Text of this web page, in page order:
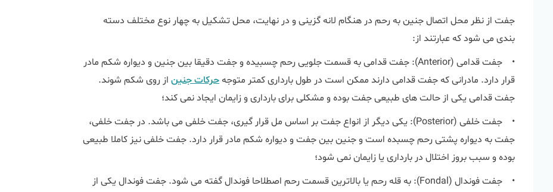
جفت از نظر محل اتصال جنین به رحم در هنگام لانه گزینی و در نهایت، محل تشکیل به چهار نوع مختلف دسته
بندی می شود که عبارتند از:
• جفت قدامی (Anterior): جفت قدامی به قسمت جلویی رحم چسبیده و جفت دقیقا بین جنین و دیواره شکم مادر
قرار دارد. مادرانی که جفت قدامی دارند ممکن است در طول بارداری کمتر متوجهحرکات جنیناز روی شکم شوند.
جفت قدامی یکی از حالت های طبیعی جفت بوده و مشکلی برای بارداری و زایمان ایجاد نمی کند؛
• جفت خلفی (Posterior): یکی دیگر از انواع جفت بر اساس مل قرار گیری، جفت خلفی می باشد. در جفت خلفی،
جفت به دیواره پشتی رحم چسبده است و جنین بین جفت و دیواره شکم مادر قرار دارد. جفت خلفی نیز کاملا طبیعی
بوده و سبب بروز اختلال در بارداری یا زایمان نمی شود؛
• جفت فوندال (Fondal): به قله رحم یا بالاترین قسمت رحم اصطلاحا فوندال گفته می شود. جفت فوندال یکی از